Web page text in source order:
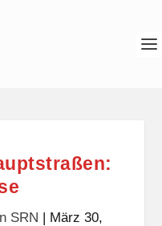
SRN | März 30,